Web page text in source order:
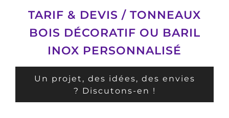
TARIF & DEVIS / TONNEAUX
BOIS DÉCORATIF OU BARIL
INOX PERSONNALISÉ
Un projet, des idées, des envies
? Discutons-en !